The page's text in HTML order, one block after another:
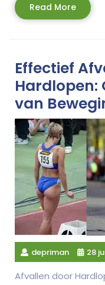
Read MoreRead
More
Effectief
Hardlopen:
van
depriman 28
Afvallen door